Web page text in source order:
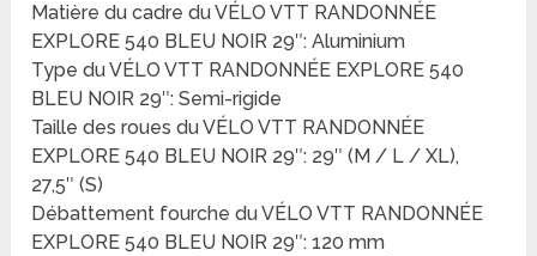
Matière du cadre du VÉLO VTT RANDONNÉE
EXPLORE 540 BLEU NOIR 29″: Aluminium
Type du VÉLO VTT RANDONNÉE EXPLORE 540
BLEU NOIR 29″: Semi-rigide
Taille des roues du VÉLO VTT RANDONNÉE
EXPLORE 540 BLEU NOIR 29″: 29″ (M / L / XL),
27,5″ (S)
Débattement fourche du VÉLO VTT RANDONNÉE
EXPLORE 540 BLEU NOIR 29″: 120 mm